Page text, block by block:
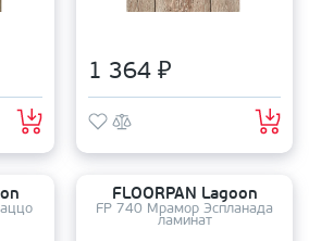
1 364 ₽
FLOORPAN Lagoon
FP 740 Мрамор Эспланада
ламинат